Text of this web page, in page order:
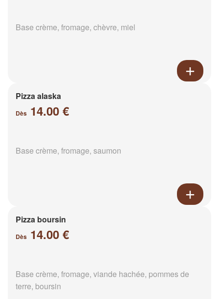
Base crème, fromage, chèvre, miel
Pizza alaska
Dès 14.00 €
Base crème, fromage, saumon
Pizza boursin
Dès 14.00 €
Base crème, fromage, viande hachée, pommes de
terre, boursin